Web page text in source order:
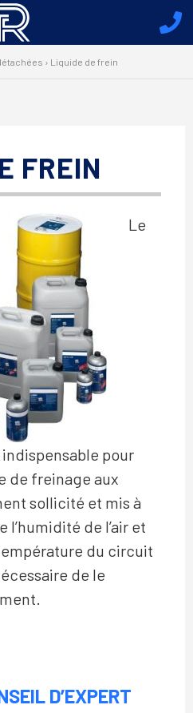
› Liquide de frein
FREIN
Le
pour
de freinage aux
sollicité et mis à
l’humidité de l’air et
du circuit
de le
D’EXPERT